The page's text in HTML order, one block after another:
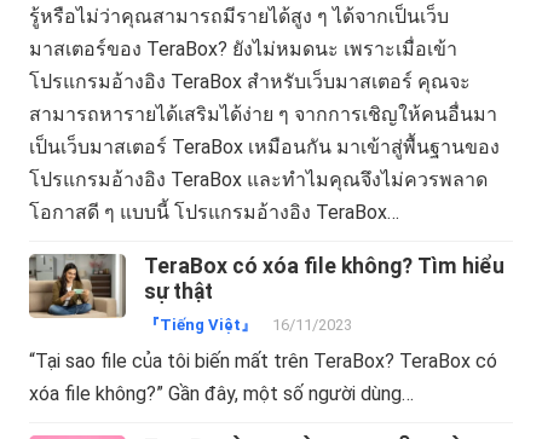
รู้หรือไม่ว่าคุณสามารถมีรายได้สูง ๆ ได้จากเป็นเว็บ
มาสเตอร์ของ TeraBox? ยังไม่หมดนะ เพราะเมื่อเข้า
โปรแกรมอ้างอิง TeraBox สำหรับเว็บมาสเตอร์ คุณจะ
สามารถหารายได้เสริมได้ง่าย ๆ จากการเชิญให้คนอื่นมา
เป็นเว็บมาสเตอร์ TeraBox เหมือนกัน มาเข้าสู่พื้นฐานของ
โปรแกรมอ้างอิง TeraBox และทำไมคุณจึงไม่ควรพลาด
โอกาสดี ๆ แบบนี้ โปรแกรมอ้างอิง TeraBox…
TeraBox có xóa file không? Tìm hiểu
sự thật
『Tiếng Việt』 16/11/2023
“Tại sao file của tôi biến mất trên TeraBox? TeraBox có
xóa file không?” Gần đây, một số người dùng…